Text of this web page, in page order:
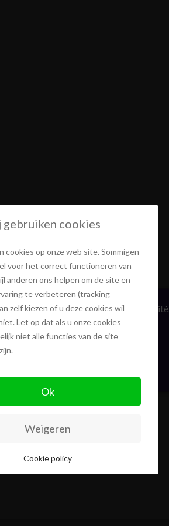
confidentiellement, sans publicité.
en direct. Toujours avec élégance.
gebruiken cookies
cookies op onze web site. Sommigen
voor het correct functioneren van
anderen ons helpen om de site en
te verbeteren (tracking
zelf kiezen of u deze cookies wil
Let op dat als u onze cookies
niet alle functies van de site
Ok
Weigeren
Cookie policy